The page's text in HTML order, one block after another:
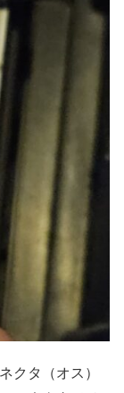
クタ（オス）